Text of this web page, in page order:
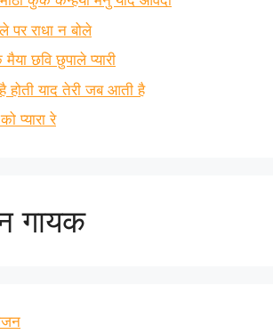
पर राधा न बोले
छवि छुपाले प्यारी
याद तेरी जब आती है
प्यारा रे
गायक